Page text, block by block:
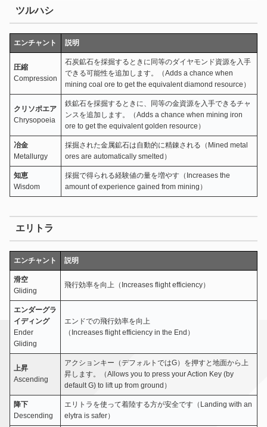
ツルハシ
エンチャント 説明
圧縮
Compression
石炭鉱石を採掘するときに同等のダイヤモンド資源を入手
できる可能性を追加します。（Adds a chance when
mining coal ore to get the equivalent diamond resource）
クリソポエア
Chrysopoeia
鉄鉱石を採掘するときに、同等の金資源を入手できるチャ
ンスを追加します。（Adds a chance when mining iron
ore to get the equivalent golden resource）
冶金
Metallurgy
採掘された金属鉱石は自動的に精錬される（Mined metal
ores are automatically smelted）
知恵
Wisdom
採掘で得られる経験値の量を増やす（Increases the
amount of experience gained from mining）
エリトラ
エンチャント 説明
滑空
Gliding
飛行効率を向上（Increases flight efficiency）
エンダーグラ
イディング
Ender
Gliding
エンドでの飛行効率を向上
（Increases flight efficiency in the End）
上昇
Ascending
アクションキー（デフォルトではG）を押すと地面から上
昇します。（Allows you to press your Action Key (by
default G) to lift up from ground）
降下
Descending
エリトラを使って着陸する方が安全です（Landing with an
elytra is safer）